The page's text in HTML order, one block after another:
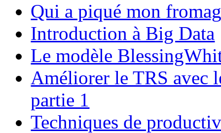
Qui a piqué mon
Introduction à Big Data
Le modèle
Améliorer le TRS avec
partie 1
Techniques de